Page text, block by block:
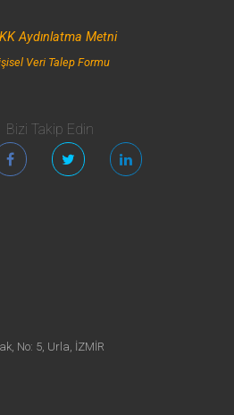
Aydınlatma Metni
Veri Talep Formu
Bizi Takip Edin
No: 5, Urla, İZMİR